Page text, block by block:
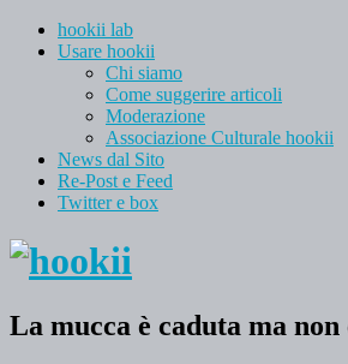
hookii lab
Usare hookii
Chi siamo
Come suggerire articoli
Moderazione
Associazione Culturale hookii
News dal Sito
Re-Post e Feed
Twitter e box
La mucca è caduta ma